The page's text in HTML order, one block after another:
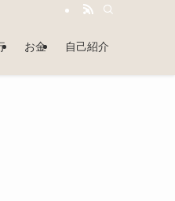
お金 自己紹介